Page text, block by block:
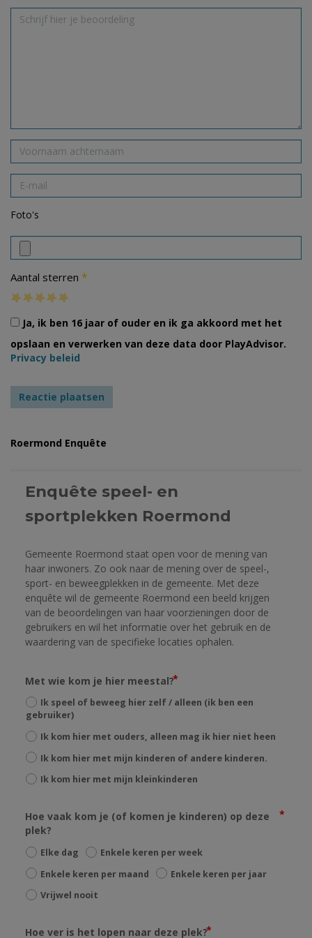
Foto's
Aantal sterren *
Ja, ik ben 16 jaar of ouder en ik ga akkoord met het
opslaan en verwerken van deze data door PlayAdvisor.
Privacy beleid
Roermond Enquête
Enquête speel- en
sportplekken Roermond
Gemeente Roermond staat open voor de mening van
haar inwoners. Zo ook naar de mening over de speel-,
sport- en beweegplekken in de gemeente. Met deze
enquête wil de gemeente Roermond een beeld krijgen
van de beoordelingen van haar voorzieningen door de
gebruikers en wil het informatie over het gebruik en de
waardering van de specifieke locaties ophalen.
Met wie kom je hier meestal?
Ik speel of beweeg hier zelf / alleen (ik ben een
gebruiker)
Ik kom hier met ouders, alleen mag ik hier niet heen
Ik kom hier met mijn kinderen of andere kinderen.
Ik kom hier met mijn kleinkinderen
Hoe vaak kom je (of komen je kinderen) op deze
plek?
Elke dag
Enkele keren per week
Enkele keren per maand
Enkele keren per jaar
Vrijwel nooit
Hoe ver is het lopen naar deze plek?